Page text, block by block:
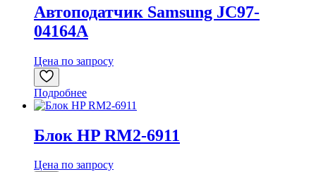
Автоподатчик Samsung JC97-
04164A
Цена по запросу
Подробнее
Блок HP RM2-6911
Цена по запросу